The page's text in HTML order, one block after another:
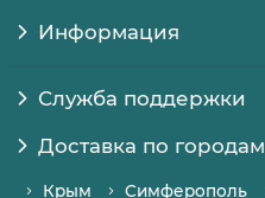
Информация
Служба поддержки
Доставка по городам
Крым Симферополь